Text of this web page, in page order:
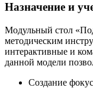
Назначение и
Модульный стол
методическим
интерактивные и
данной модели
Создание